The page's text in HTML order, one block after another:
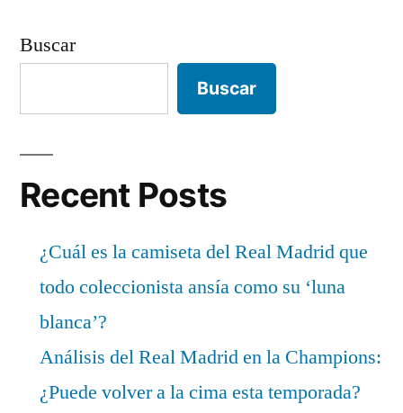
Buscar
Buscar
Recent Posts
¿Cuál es la camiseta del Real Madrid que
todo coleccionista ansía como su ‘luna
blanca’?
Análisis del Real Madrid en la Champions:
¿Puede volver a la cima esta temporada?